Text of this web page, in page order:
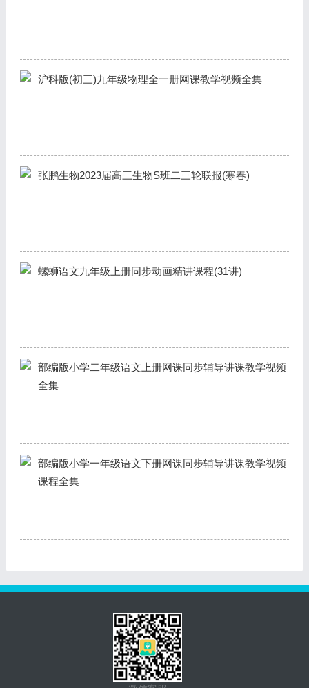
沪科版(初三)九年级物理全一册网课教学视频全集
张鹏生物2023届高三生物S班二三轮联报(寒春)
螺蛳语文九年级上册同步动画精讲课程(31讲)
部编版小学二年级语文上册网课同步辅导讲课教学视频
全集
部编版小学一年级语文下册网课同步辅导讲课教学视频
课程全集